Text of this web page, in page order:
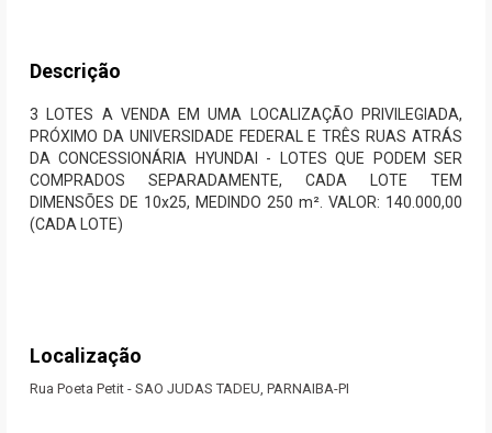
Descrição
3 LOTES A VENDA EM UMA LOCALIZAÇÃO PRIVILEGIADA,
PRÓXIMO DA UNIVERSIDADE FEDERAL E TRÊS RUAS ATRÁS
DA CONCESSIONÁRIA HYUNDAI - LOTES QUE PODEM SER
COMPRADOS SEPARADAMENTE, CADA LOTE TEM
DIMENSÕES DE 10x25, MEDINDO 250 m². VALOR: 140.000,00
(CADA LOTE)
Localização
Rua Poeta Petit - SAO JUDAS TADEU, PARNAIBA-PI